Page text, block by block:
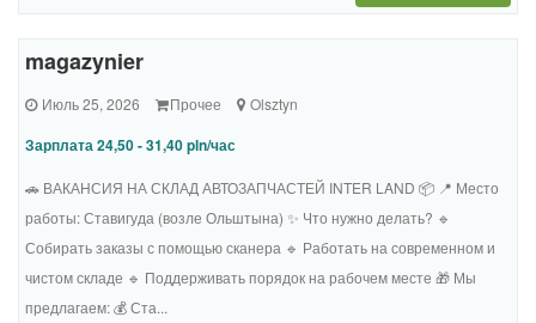
magazynier
Июль 25, 2026 Прочее Olsztyn
Зарплата 24,50 - 31,40 pln/час
🚗 ВАКАНСИЯ НА СКЛАД АВТОЗАПЧАСТЕЙ INTER LAND 📦 📍 Место
работы: Ставигуда (возле Ольштына) ✨ Что нужно делать? 🔹
Собирать заказы с помощью сканера 🔹 Работать на современном и
чистом складе 🔹 Поддерживать порядок на рабочем месте 🎁 Мы
предлагаем: 💰 Ста...